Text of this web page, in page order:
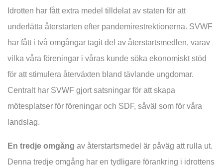
Idrotten har fått extra medel tilldelat av staten för att
underlätta återstarten efter pandemirestrektionerna. SVWF
har fått i två omgångar tagit del av återstartsmedlen, varav
vilka våra föreningar i våras kunde söka ekonomiskt stöd
för att stimulera återväxten bland tävlande ungdomar.
Centralt har SVWF gjort satsningar för att skapa
mötesplatser för föreningar och SDF, såväl som för våra
landslag.
En tredje omgång av återstartsmedel är påväg att rulla ut.
Denna tredje omgång har en tydligare förankring i idrottens